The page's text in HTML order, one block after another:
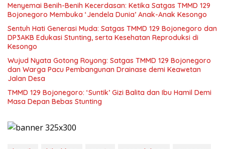
Menyemai Benih-Benih Kecerdasan: Ketika Satgas TMMD 129
Bojonegoro Membuka ‘Jendela Dunia’ Anak-Anak Kesongo
Sentuh Hati Generasi Muda: Satgas TMMD 129 Bojonegoro dan
DP3AKB Edukasi Stunting, serta Kesehatan Reproduksi di
Kesongo
Wujud Nyata Gotong Royong: Satgas TMMD 129 Bojonegoro
dan Warga Pacu Pembangunan Drainase demi Keawetan
Jalan Desa
TMMD 129 Bojonegoro: ‘Suntik’ Gizi Balita dan Ibu Hamil Demi
Masa Depan Bebas Stunting